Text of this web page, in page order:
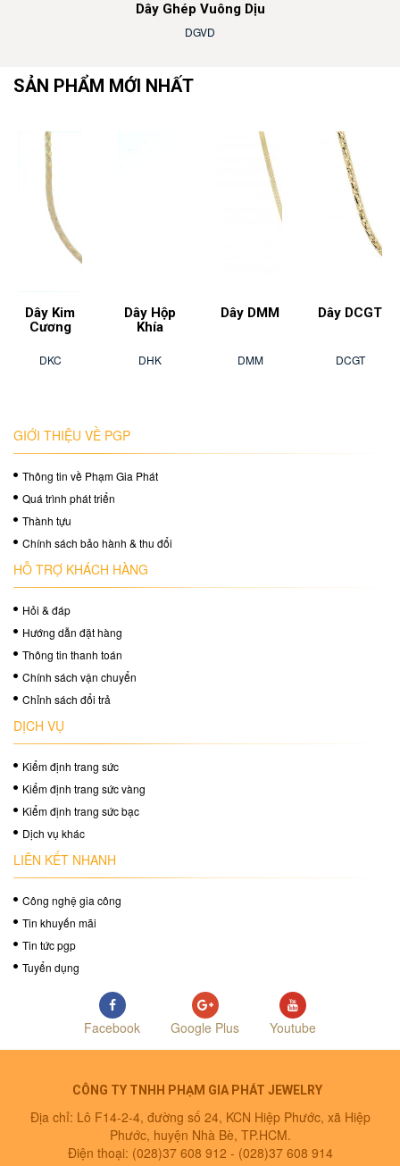
Dây Ghép Vuông Dịu
DGVD
SẢN PHẨM MỚI NHẤT
Dây Kim
Cương
DKC
Dây Hộp
Khía
DHK
Dây DMM
DMM
Dây DCGT
DCGT
GIỚI THIỆU VỀ PGP
Thông tin về Phạm Gia Phát
Quá trình phát triển
Thành tựu
Chính sách bảo hành & thu đổi
HỖ TRỢ KHÁCH HÀNG
Hỏi & đáp
Hướng dẫn đặt hàng
Thông tin thanh toán
Chính sách vận chuyển
Chỉnh sách đổi trả
DỊCH VỤ
Kiểm định trang sức
Kiểm định trang sức vàng
Kiểm định trang sức bạc
Dịch vụ khác
LIÊN KẾT NHANH
Công nghệ gia công
Tin khuyến mãi
Tin tức pgp
Tuyển dụng
Facebook Google Plus Youtube
CÔNG TY TNHH PHẠM GIA PHÁT JEWELRY
Địa chỉ: Lô F14-2-4, đường số 24, KCN Hiệp Phước, xã Hiệp
Phước, huyện Nhà Bè, TP.HCM.
Điện thoại: (028)37 608 912 - (028)37 608 914